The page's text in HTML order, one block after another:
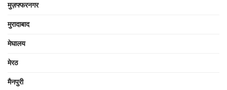
मुज़फ्फरनगर
मुरादाबाद
मेघालय
मेरठ
मैनपुरी